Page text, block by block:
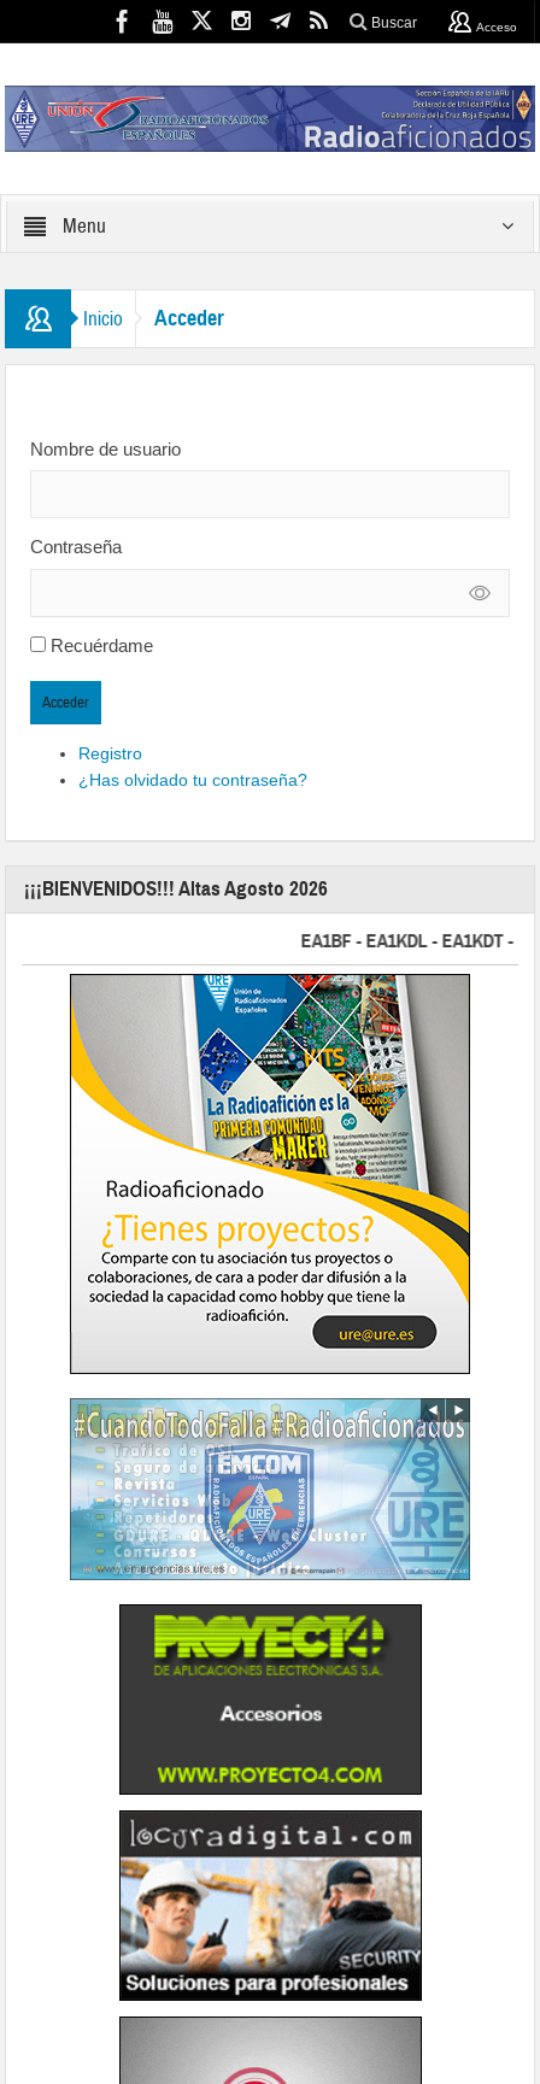
Buscar Acceso
Menu
Inicio Acceder
Nombre de usuario
Contraseña
Recuérdame
Acceder
Registro
¿Has olvidado tu contraseña?
¡¡¡BIENVENIDOS!!! Altas Agosto 2026
EA1BF - EA1KDL - EA1KDT -